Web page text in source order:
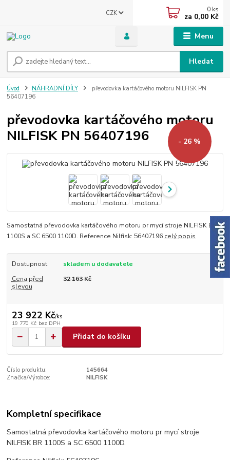
Menu
CZK
Hledat
0 ks
za 0,00 Kč
Úvod NÁHRADNÍ DÍLY
převodovka kartáčového motoru NILFISK PN
56407196
převodovka kartáčového motoru
NILFISK PN 56407196
- 26 %
Samostatná převodovka kartáčového motoru pr mycí stroje NILFISK BR
1100S a SC 6500 1100D. Reference Nilfisk: 56407196 celý popis
Dostupnost
skladem u dodavatele
Cena před
slevou
32 163 Kč
23 922 Kč/ks
19 770 Kč bez DPH
Přidat do košíku
Číslo produktu:
145664
Značka/Výrobce:
NILFISK
Kompletní specifikace
Samostatná převodovka kartáčového motoru pr mycí stroje
NILFISK BR 1100S a SC 6500 1100D.